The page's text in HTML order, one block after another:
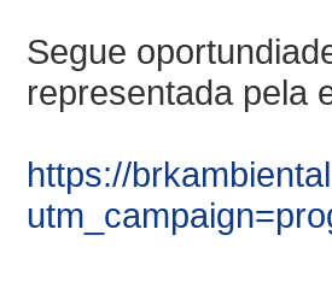
Segue
representada pela
https://